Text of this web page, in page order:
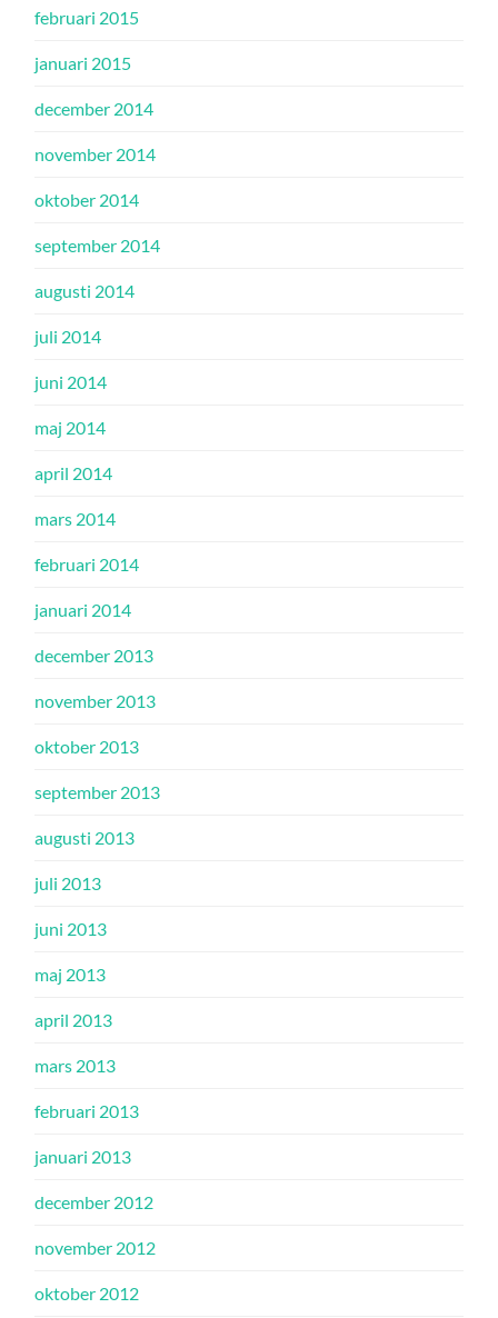
februari 2015
januari 2015
december 2014
november 2014
oktober 2014
september 2014
augusti 2014
juli 2014
juni 2014
maj 2014
april 2014
mars 2014
februari 2014
januari 2014
december 2013
november 2013
oktober 2013
september 2013
augusti 2013
juli 2013
juni 2013
maj 2013
april 2013
mars 2013
februari 2013
januari 2013
december 2012
november 2012
oktober 2012